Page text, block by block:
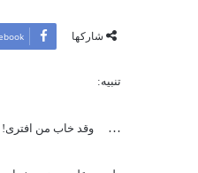
شاركها
تنبيه:
… وقد خاب من افترى!